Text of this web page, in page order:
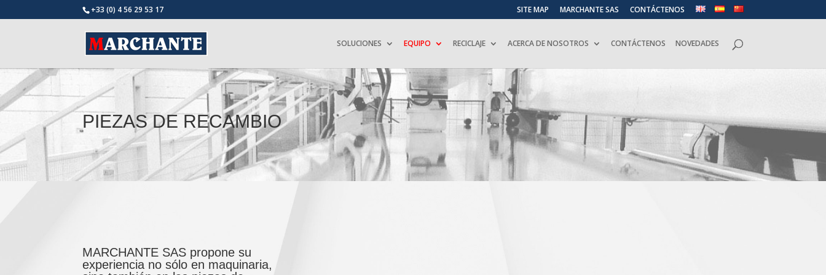
+33 (0) 4 56 29 53 17 SITE MAP MARCHANTE SAS CONTÁCTENOS
SOLUCIONES EQUIPO RECICLAJE ACERCA DE NOSOTROS CONTÁCTENOS NOVEDADES
PIEZAS DE RECAMBIO
MARCHANTE SAS propone su
experiencia no sólo en maquinaria,